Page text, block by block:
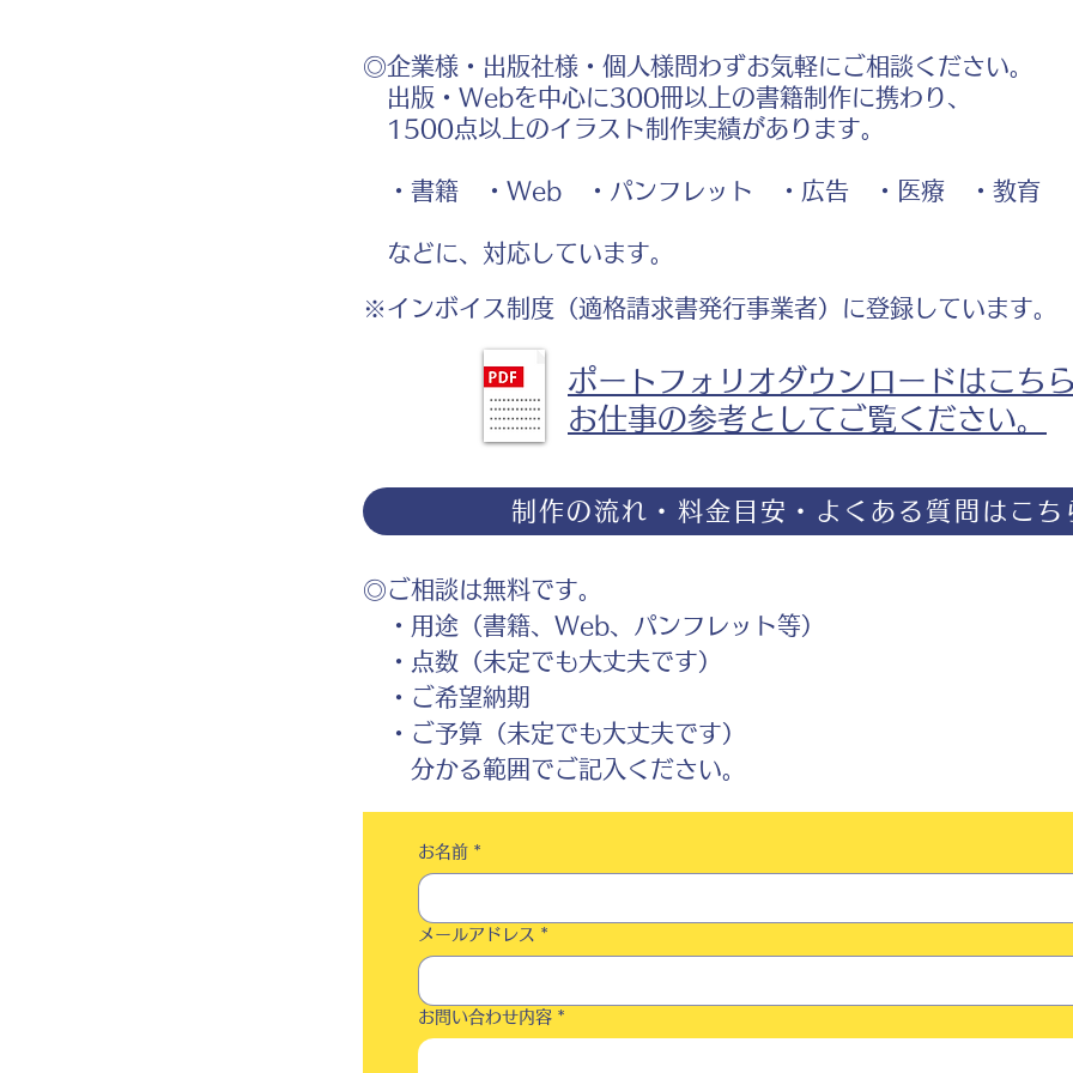
◎企業様・出版社様・個人様問わずお気軽にご相談ください。
出版・Webを中心に300冊以上の書籍制作に携わり、
1500点以上のイラスト制作実績があります。
・書籍 ・Web ・パンフレット ・広告 ・医療 ・教育
などに、対応しています。
※インボイス制度（適格請求書発行事業者）に登録しています。
ポートフォリオダウンロードはこち
お仕事の参考としてご覧ください。
制作の流れ・料金目安・よくある質問はこち
◎ご相談は無料です。
・用途（書籍、Web、パンフレット等）
・点数（未定でも大丈夫です）
・ご希望納期
・ご予算（未定でも大丈夫です）
分かる範囲でご記入ください。
お名前 *
メールアドレス *
お問い合わせ内容 *